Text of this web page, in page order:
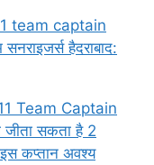
team captain
हैदराबाद:
Team Captain
सकता है 2
कप्तान अवश्य